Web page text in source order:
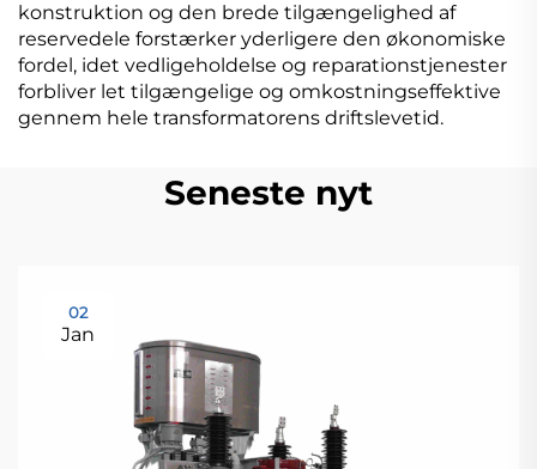
konstruktion og den brede tilgængelighed af
reservedele forstærker yderligere den økonomiske
fordel, idet vedligeholdelse og reparationstjenester
forbliver let tilgængelige og omkostningseffektive
gennem hele transformatorens driftslevetid.
Seneste nyt
02
Jan